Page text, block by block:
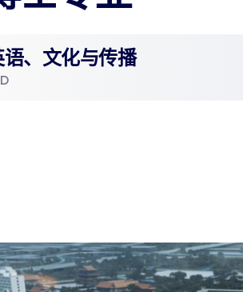
语、文化与传播